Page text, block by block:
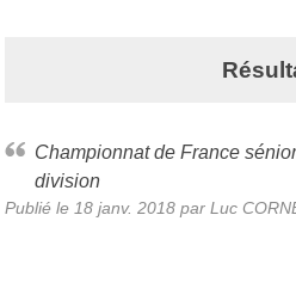
Championnat de France séniors 2 Messieurs 3ème
division
Publié le 18 janv. 2018 par Luc